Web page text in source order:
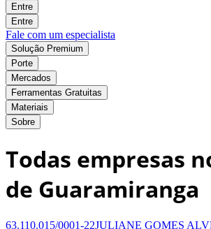
Entre
Entre
Fale com um especialista
Solução Premium
Porte
Mercados
Ferramentas Gratuitas
Materiais
Sobre
Todas empresas
de Guaramiranga
63.110.015/0001-22JULIANE GOMES